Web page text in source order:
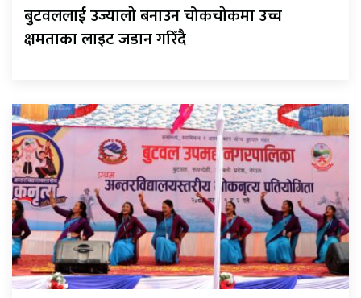
बुटवललाई उज्यालाे बनाउन चोकचाेकमा उच्च
क्षमताका लाइट जडान गरिँदै